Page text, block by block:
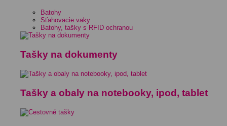
Batohy
Sťahovacie vaky
Batohy, tašky s RFID ochranou
Tašky na dokumenty
Tašky a obaly na notebooky, ipod, tablet